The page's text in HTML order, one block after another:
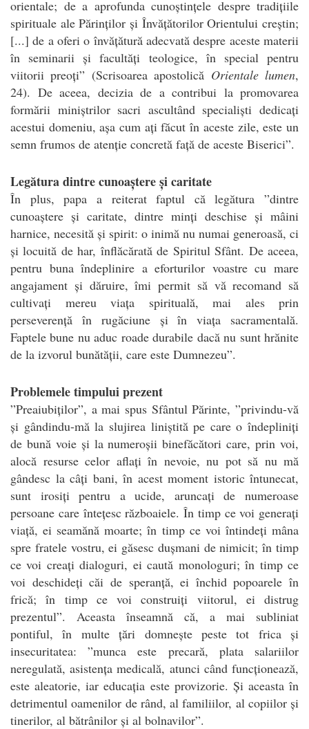
orientale; de ​​a aprofunda cunoștințele despre tradițiile
spirituale ale Părinților și Învățătorilor Orientului creștin;
[...] de a oferi o învățătură adecvată despre aceste materii
în seminarii și facultăți teologice, în special pentru
viitorii preoți” (Scrisoarea apostolică Orientale lumen,
24). De aceea, decizia de a contribui la promovarea
formării miniștrilor sacri ascultând specialiști dedicați
acestui domeniu, așa cum ați făcut în aceste zile, este un
semn frumos de atenție concretă față de aceste Biserici”.
Legătura dintre cunoaștere și caritate
În plus, papa a reiterat faptul că legătura ”dintre
cunoaștere și caritate, dintre minți deschise și mâini
harnice, necesită și spirit: o inimă nu numai generoasă, ci
și locuită de har, înflăcărată de Spiritul Sfânt. De aceea,
pentru buna îndeplinire a eforturilor voastre cu mare
angajament și dăruire, îmi permit să vă recomand să
cultivați mereu viața spirituală, mai ales prin
perseverență în rugăciune și în viața sacramentală.
Faptele bune nu aduc roade durabile dacă nu sunt hrănite
de la izvorul bunătății, care este Dumnezeu”.
Problemele timpului prezent
”Preaiubiților”, a mai spus Sfântul Părinte, ”privindu-vă
și gândindu-mă la slujirea liniștită pe care o îndepliniți
de bună voie și la numeroșii binefăcători care, prin voi,
alocă resurse celor aflați în nevoie, nu pot să nu mă
gândesc la câți bani, în acest moment istoric întunecat,
sunt irosiți pentru a ucide, aruncați de numeroase
persoane care întețesc războaiele. În timp ce voi generați
viață, ei seamănă moarte; în timp ce voi întindeți mâna
spre fratele vostru, ei găsesc dușmani de nimicit; în timp
ce voi creați dialoguri, ei caută monologuri; în timp ce
voi deschideți căi de speranță, ei închid popoarele în
frică; în timp ce voi construiți viitorul, ei distrug
prezentul”. Aceasta înseamnă că, a mai subliniat
pontiful, în multe țări domnește peste tot frica și
insecuritatea: ”munca este precară, plata salariilor
neregulată, asistența medicală, atunci când funcționează,
este aleatorie, iar educația este provizorie. Și aceasta în
detrimentul oamenilor de rând, al familiilor, al copiilor și
tinerilor, al bătrânilor și al bolnavilor”.